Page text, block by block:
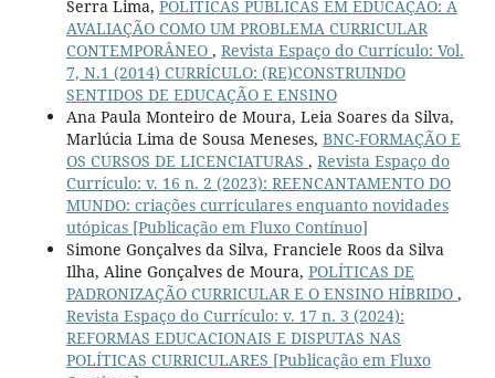
Serra Lima, POLÍTICAS PÚBLICAS EM EDUCAÇÃO: A
AVALIAÇÃO COMO UM PROBLEMA CURRICULAR
CONTEMPORÂNEO , Revista Espaço do Currículo: Vol.
7, N.1 (2014) CURRÍCULO: (RE)CONSTRUINDO
SENTIDOS DE EDUCAÇÃO E ENSINO
Ana Paula Monteiro de Moura, Leia Soares da Silva,
Marlúcia Lima de Sousa Meneses, BNC-FORMAÇÃO E
OS CURSOS DE LICENCIATURAS , Revista Espaço do
Currículo: v. 16 n. 2 (2023): REENCANTAMENTO DO
MUNDO: criações curriculares enquanto novidades
utópicas [Publicação em Fluxo Contínuo]
Simone Gonçalves da Silva, Franciele Roos da Silva
Ilha, Aline Gonçalves de Moura, POLÍTICAS DE
PADRONIZAÇÃO CURRICULAR E O ENSINO HÍBRIDO ,
Revista Espaço do Currículo: v. 17 n. 3 (2024):
REFORMAS EDUCACIONAIS E DISPUTAS NAS
POLÍTICAS CURRICULARES [Publicação em Fluxo